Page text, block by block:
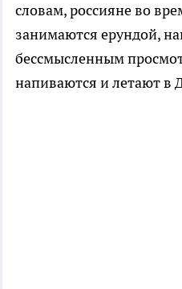
словам, россияне во
занимаются ерундой,
бессмысленным
напиваются и летают в